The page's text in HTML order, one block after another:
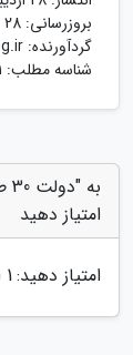
بروزرسانی: 28 اردیبهشت 1401
گردآورنده:
شناسه مطلب: 105281
امتیاز دهید
امتیاز دهید:1